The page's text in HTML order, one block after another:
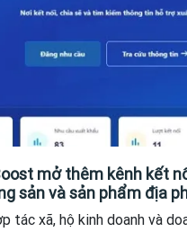
mở thêm kênh kết
sản và sản phẩm địa
tác xã, hộ kinh doanh và